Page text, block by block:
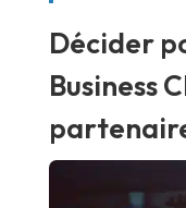
Décider
Business